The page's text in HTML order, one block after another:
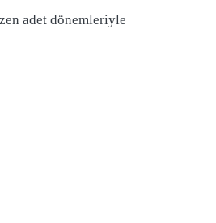
adet dönemleriyle